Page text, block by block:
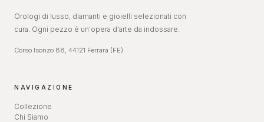
Orologi di lusso, diamanti e gioielli selezionati con
cura. Ogni pezzo è un'opera d'arte da indossare.
Corso Isonzo 88, 44121 Ferrara (FE)
NAVIGAZIONE
Collezione
Chi Siamo